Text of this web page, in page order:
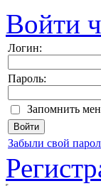
Войти
Логин:
Пароль:
Запомнить
Забыли свой